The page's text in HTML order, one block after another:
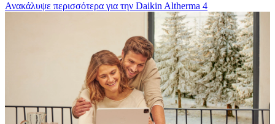
Ανακάλυψε περισσότερα για την Daikin Altherma 4